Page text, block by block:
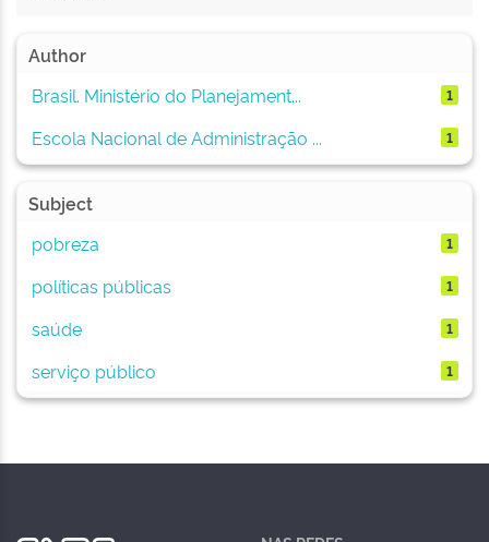
Author
Brasil. Ministério do Planejament...
1
Escola Nacional de Administração ... 1
Subject
pobreza
1
políticas públicas 1
saúde 1
serviço público 1